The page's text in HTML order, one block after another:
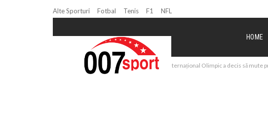
Alte Sporturi Fotbal Tenis F1 NFL
HOME
Atletism Atletism: Comitetul Internațional Olimpic a decis să mute